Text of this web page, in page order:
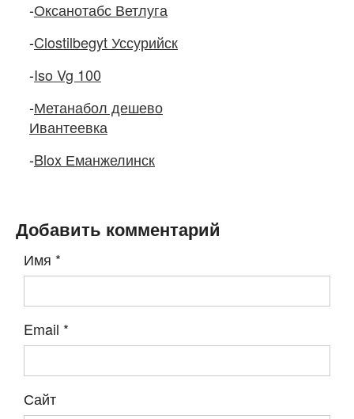
-Оксанотабс Ветлуга
-Clostilbegyt Уссурийск
-Iso Vg 100
-Метанабол дешево
Ивантеевка
-Blox Еманжелинск
Добавить комментарий
Имя *
Email *
Сайт